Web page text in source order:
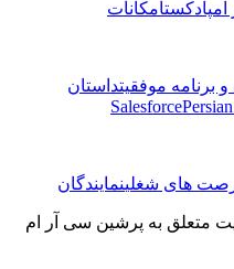
پادکستامکانات
برنامه موفقیتداستان
های شغلینمایندگان
متعلق به پرشین سی آر ام